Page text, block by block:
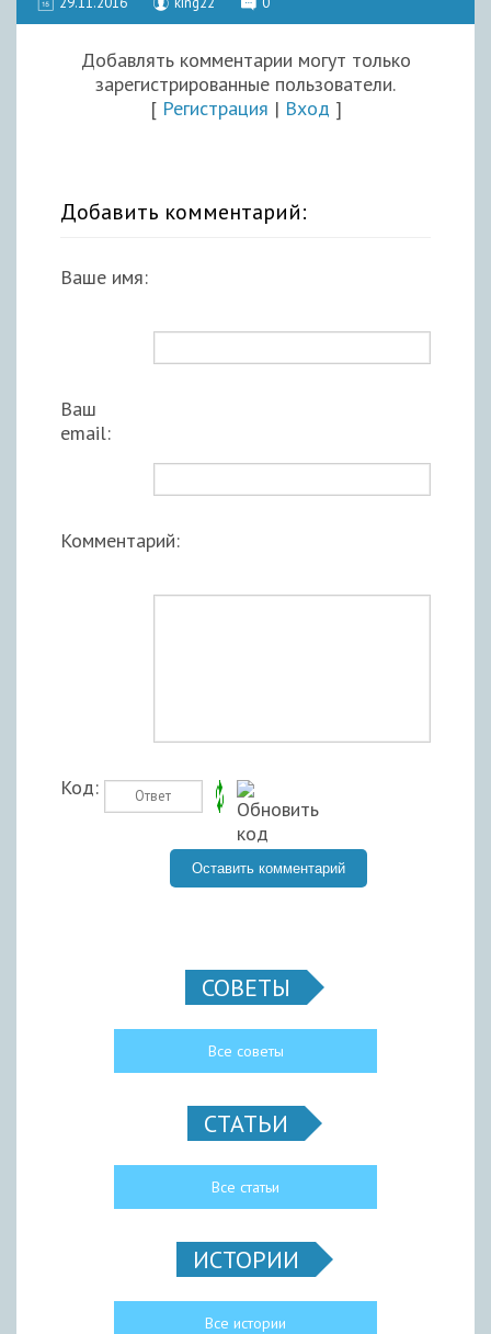
Добавлять комментарии могут только
зарегистрированные пользователи.
[ Регистрация | Вход ]
Добавить комментарий:
Ваше имя:
Ваш
email:
Комментарий:
Код:
СОВЕТЫ
Все советы
СТАТЬИ
Все статьи
ИСТОРИИ
Все истории